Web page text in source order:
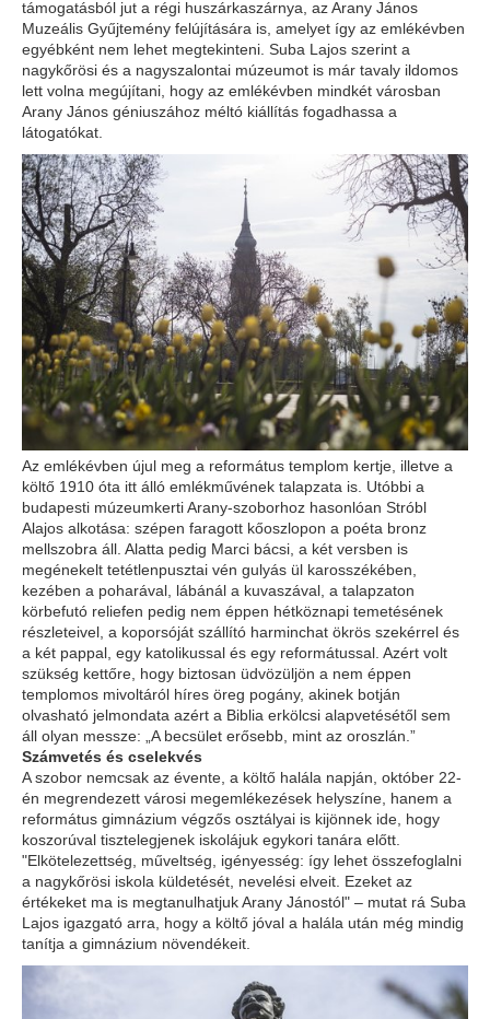
támogatásból jut a régi huszárkaszárnya, az Arany János
Muzeális Gyűjtemény felújítására is, amelyet így az emlékévben
egyébként nem lehet megtekinteni. Suba Lajos szerint a
nagykőrösi és a nagyszalontai múzeumot is már tavaly ildomos
lett volna megújítani, hogy az emlékévben mindkét városban
Arany János géniuszához méltó kiállítás fogadhassa a
látogatókat.
Az emlékévben újul meg a református templom kertje, illetve a
költő 1910 óta itt álló emlékművének talapzata is. Utóbbi a
budapesti múzeumkerti Arany-szoborhoz hasonlóan Stróbl
Alajos alkotása: szépen faragott kőoszlopon a poéta bronz
mellszobra áll. Alatta pedig Marci bácsi, a két versben is
megénekelt tetétlenpusztai vén gulyás ül karosszékében,
kezében a poharával, lábánál a kuvaszával, a talapzaton
körbefutó reliefen pedig nem éppen hétköznapi temetésének
részleteivel, a koporsóját szállító harminchat ökrös szekérrel és
a két pappal, egy katolikussal és egy reformátussal. Azért volt
szükség kettőre, hogy biztosan üdvözüljön a nem éppen
templomos mivoltáról híres öreg pogány, akinek botján
olvasható jelmondata azért a Biblia erkölcsi alapvetésétől sem
áll olyan messze: „A becsület erősebb, mint az oroszlán.”
Számvetés és cselekvés
A szobor nemcsak az évente, a költő halála napján, október 22-
én megrendezett városi megemlékezések helyszíne, hanem a
református gimnázium végzős osztályai is kijönnek ide, hogy
koszorúval tisztelegjenek iskolájuk egykori tanára előtt.
"Elkötelezettség, műveltség, igényesség: így lehet összefoglalni
a nagykőrösi iskola küldetését, nevelési elveit. Ezeket az
értékeket ma is megtanulhatjuk Arany Jánostól" – mutat rá Suba
Lajos igazgató arra, hogy a költő jóval a halála után még mindig
tanítja a gimnázium növendékeit.